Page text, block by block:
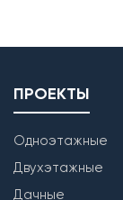
ПРОЕКТЫ
Одноэтажные
Двухэтажные
Дачные